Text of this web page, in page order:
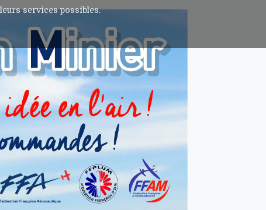
services possibles.